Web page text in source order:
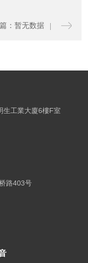
：暂无数据
生工業大廈6樓F室
路403号